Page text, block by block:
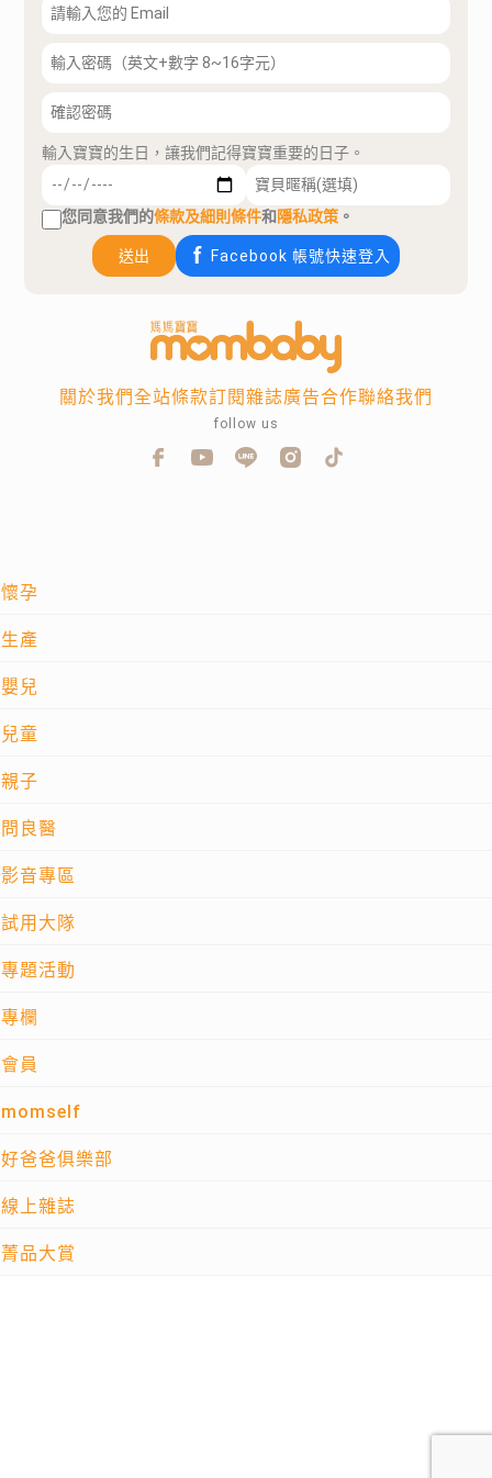
輸入寶寶的生日，讓我們記得寶寶重要的日子。
您同意我們的條款及細則條件和隱私政策 。
送出 Facebook 帳號快速登入
懷孕
生產
嬰兒
兒童
親子
問良醫
影音專區
試用大隊
專題活動
專欄
會員
momself
好爸爸俱樂部
線上雜誌
菁品大賞
關於我們全站條款訂閱雜誌廣告合作聯絡我們
follow us